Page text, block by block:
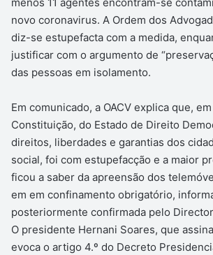
menos 11 agentes encontram-se
novo coronavirus. A Ordem dos
diz-se estupefacta com a medida,
justificar com o argumento de
das pessoas em isolamento.
Em comunicado, a OACV explica que,
Constituição, do Estado de Direito
direitos, liberdades e garantias dos
social, foi com estupefacção e a maior
ficou a saber da apreensão dos
em em confinamento obrigatório,
posteriormente confirmada pelo
O presidente Hernani Soares, que
evoca o artigo 4.º do Decreto